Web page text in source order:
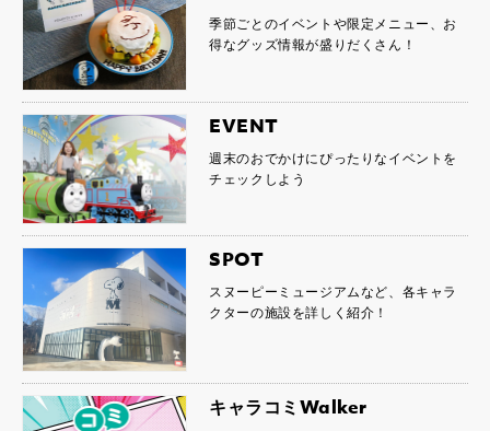
季節ごとのイベントや限定メニュー、お
得なグッズ情報が盛りだくさん！
EVENT
週末のおでかけにぴったりなイベントを
チェックしよう
SPOT
スヌーピーミュージアムなど、各キャラ
クターの施設を詳しく紹介！
キャラコミWalker